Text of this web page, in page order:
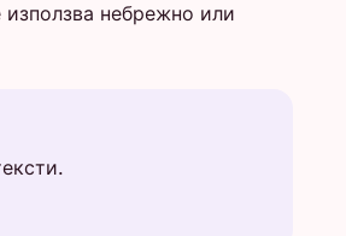
небрежно или